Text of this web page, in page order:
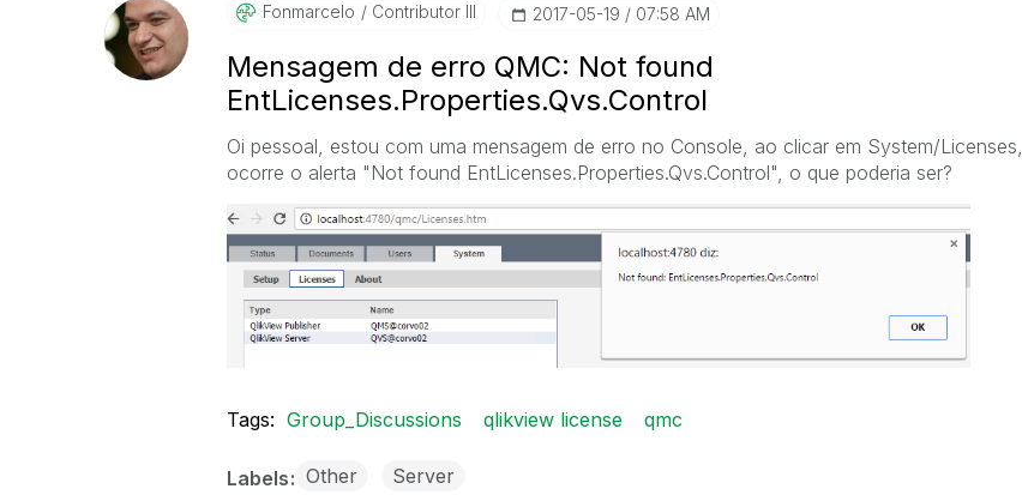
Fonmarcelo Contributor III ‎2017-05-19 07:58 AM
Mensagem de erro QMC: Not found
EntLicenses.Properties.Qvs.Control
Oi pessoal, estou com uma mensagem de erro no Console, ao clicar em System/Licenses,
ocorre o alerta "Not found EntLicenses.Properties.Qvs.Control", o que poderia ser?
Tags: Group_Discussions qlikview license qmc
Labels Other Server